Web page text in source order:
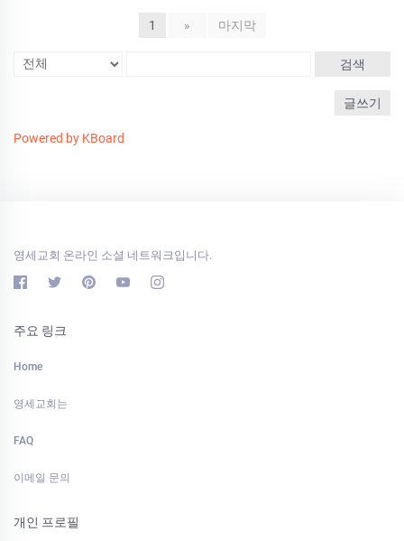
1 » 마지막
검색
글쓰기
Powered by KBoard
영세교회 온라인 소셜 네트워크입니다.
주요 링크
Home
영세교회는
FAQ
이메일 문의
개인 프로필